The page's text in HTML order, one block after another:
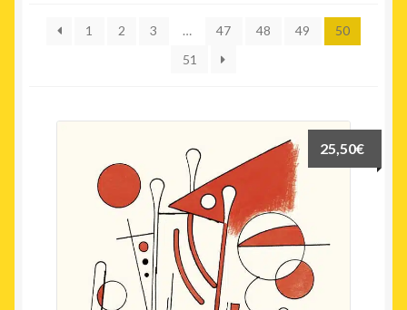
récent
1 2 3 … 47 48 49
50
51
25,50€